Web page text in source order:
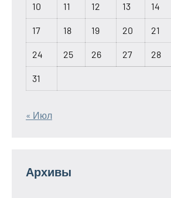
10 11 12 13 14
17 18 19 20 21
24 25 26 27 28
31
« Июл
Архивы